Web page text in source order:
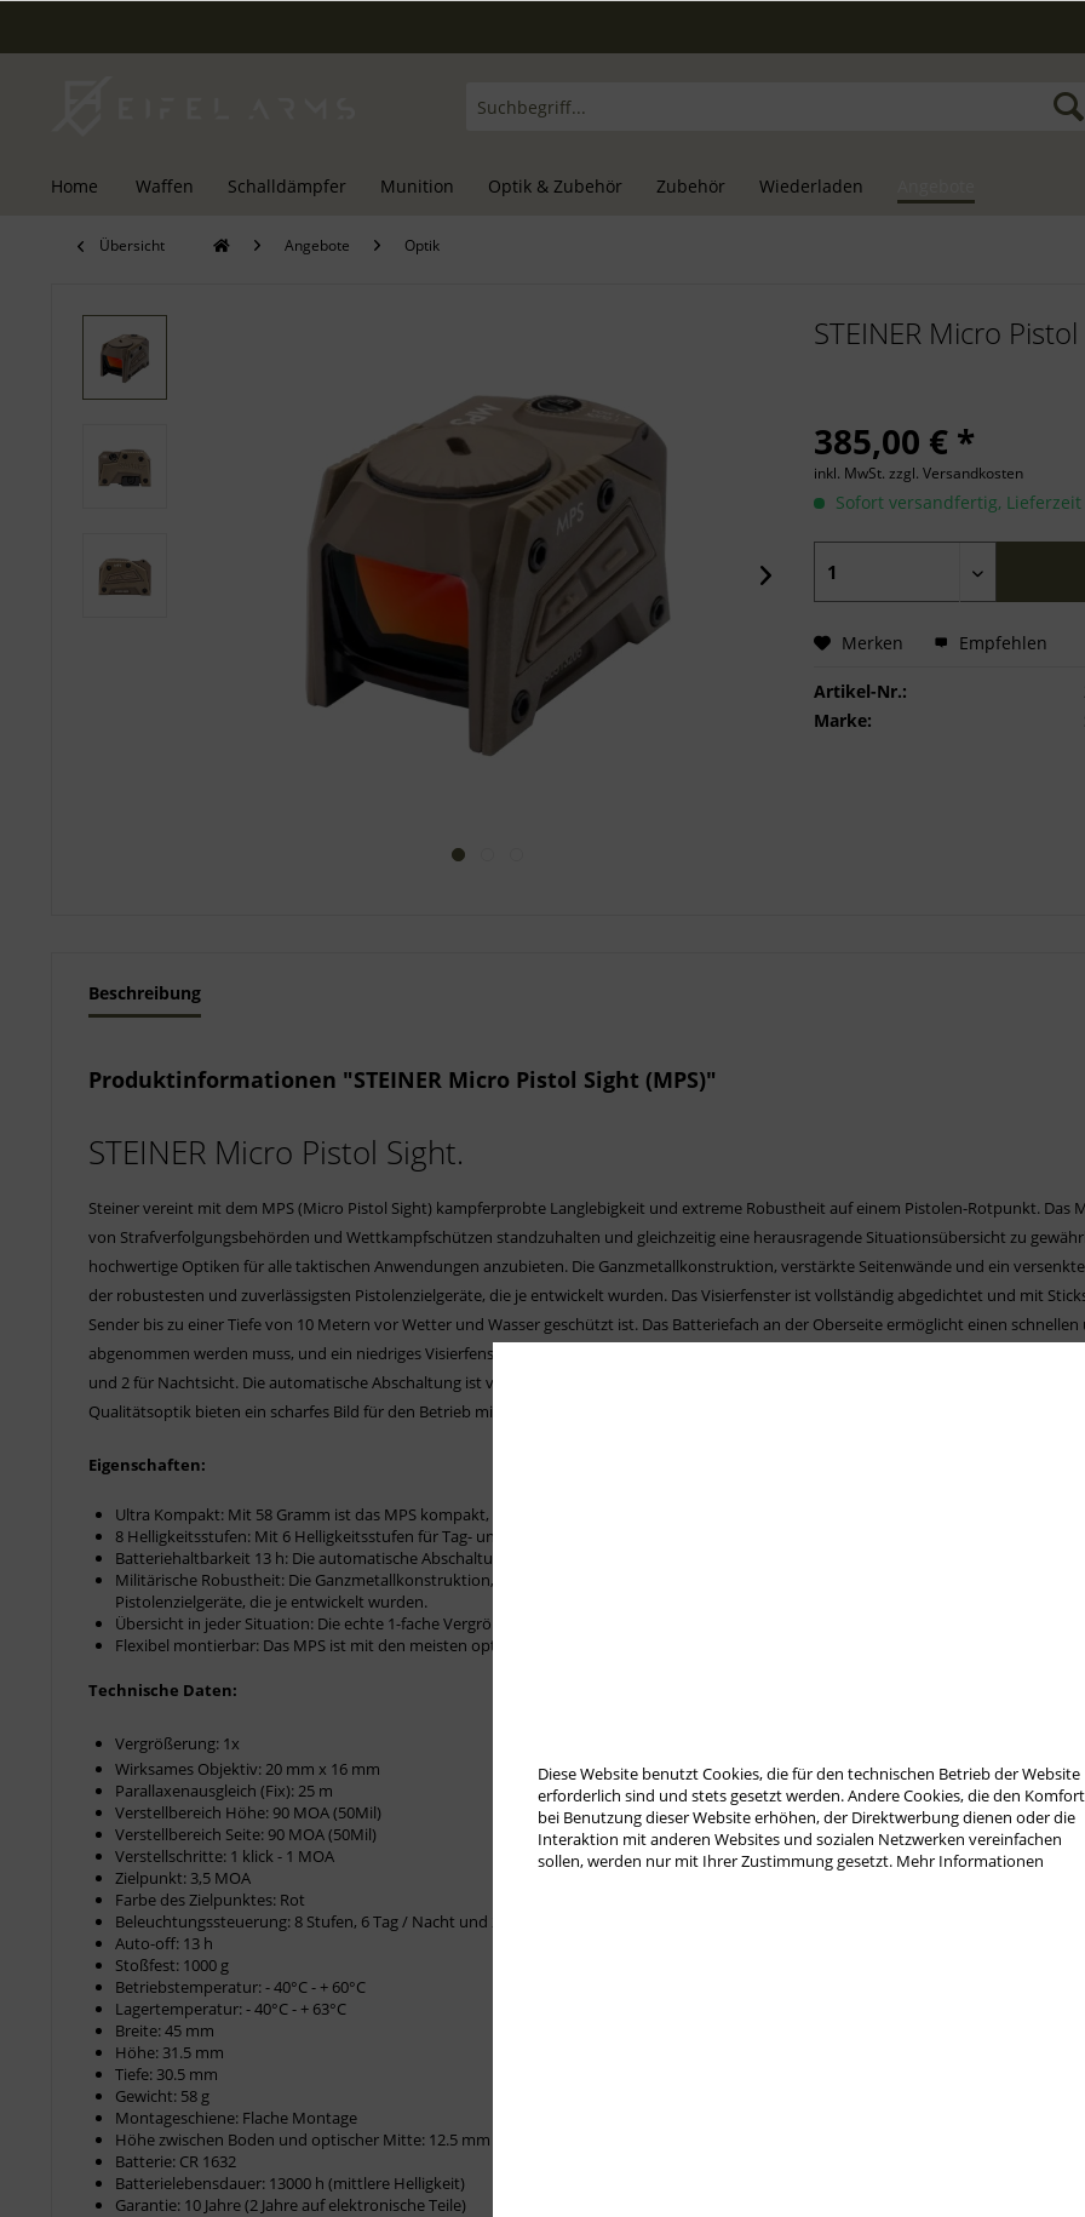
Home Waffen Schalldämpfer Munition Optik & Zubehör Zubehör Wiederladen
Übersicht Angebote Optik
STEINER Micro
385,00 € *
inkl. MwSt. zzgl. Versandkosten
Sofort versandfertig, Lieferzeit
Merken Empfehlen
Artikel-Nr.:
Marke:
Beschreibung
Produktinformationen "STEINER Micro Pistol Sight (MPS)"
STEINER Micro Pistol Sight.
Steiner vereint mit dem MPS (Micro Pistol Sight) kampferprobte Langlebigkeit und extreme Robustheit auf einem Pistolen-Rotpunkt. Das
von Strafverfolgungsbehörden und Wettkampfschützen standzuhalten und gleichzeitig eine herausragende Situationsübersicht zu
hochwertige Optiken für alle taktischen Anwendungen anzubieten. Die Ganzmetallkonstruktion, verstärkte Seitenwände und ein
der robustesten und zuverlässigsten Pistolenzielgeräte, die je entwickelt wurden. Das Visierfenster ist vollständig abgedichtet und mit
Sender bis zu einer Tiefe von 10 Metern vor Wetter und Wasser geschützt ist. Das Batteriefach an der Oberseite ermöglicht einen
abgenommen werden muss, und ein niedriges Visierfenster in der Nähe des Schlittens. Mit 58 Gramm ist das MPS kompakt und leicht
und 2 für Nachtsicht. Die automatische Abschaltung ist vom Benutzer wählbar, und die Batterie hält bei mittlerer Helligkeit ganze 13.000
Qualitätsoptik bieten ein scharfes Bild für den Betrieb mit offenen Augen bei vollständiger Situationswahrnehmung.
Eigenschaften:
Ultra Kompakt: Mit 58 Gramm ist das MPS kompakt, leicht und damit das perfekte Rotpunkt- Visier für schnelle Zielvorgänge.
8 Helligkeitsstufen: Mit 6 Helligkeitsstufen für Tag- und 2 für Nachtsicht, bietet das MPS immer und überall die richtige Beleuchtung.
Batteriehaltbarkeit 13 h: Die automatische Abschaltung nach 13h ist vom Benutzer, je nach Einsatzzweck frei wählbar, und die Batterie
Militärische Robustheit: Die Ganzmetallkonstruktion, verstärkte Seitenwände und in versenktes Fenster mit einer Metallhaube,
Pistolenzielgeräte, die je entwickelt wurden.
Übersicht in jeder Situation: Die echte 1-fache Vergrößerung und die Steiner Qualitätsoptik bieten ein scharfes Bild für den Betrieb
Flexibel montierbar: Das MPS ist mit den meisten optiktauglichen Pistolen und Grundplattenadaptern auf dem Markt kompatibel.
Technische Daten:
Vergrößerung: 1x
Wirksames Objektiv: 20 mm x 16 mm
Parallaxenausgleich (Fix): 25 m
Verstellbereich Höhe: 90 MOA (50Mil)
Verstellbereich Seite: 90 MOA (50Mil)
Verstellschritte: 1 klick - 1 MOA
Zielpunkt: 3,5 MOA
Farbe des Zielpunktes: Rot
Beleuchtungssteuerung: 8 Stufen, 6 Tag / Nacht und 2 Nachtsichtgerät-Modi mittels +/- zu schalten; Durch drücken beider Knöpfe
Auto-off: 13 h
Stoßfest: 1000 g
Betriebstemperatur: - 40°C - + 60°C
Lagertemperatur: - 40°C - + 63°C
Breite: 45 mm
Höhe: 31.5 mm
Tiefe: 30.5 mm
Gewicht: 58 g
Montageschiene: Flache Montage
Höhe zwischen Boden und optischer Mitte: 12.5 mm
Batterie: CR 1632
Batterielebensdauer: 13000 h (mittlere Helligkeit)
Garantie: 10 Jahre (2 Jahre auf elektronische Teile)
Diese Website benutzt Cookies, die für den technischen Betrieb der Website
erforderlich sind und stets gesetzt werden. Andere Cookies, die den Komfort
bei Benutzung dieser Website erhöhen, der Direktwerbung dienen oder die
Interaktion mit anderen Websites und sozialen Netzwerken vereinfachen
sollen, werden nur mit Ihrer Zustimmung gesetzt. Mehr Informationen